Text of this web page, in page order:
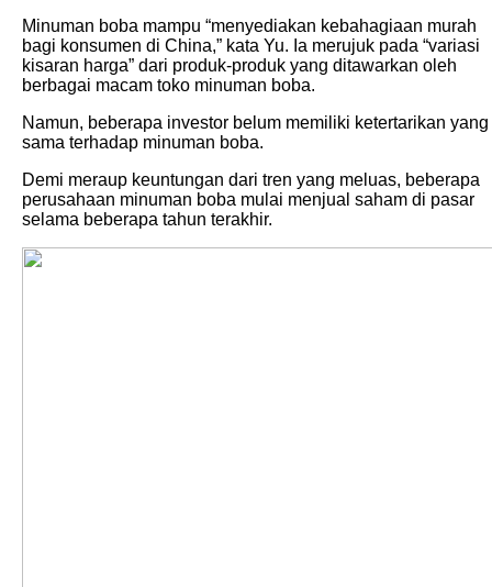
Minuman boba mampu “menyediakan kebahagiaan murah
bagi konsumen di China,” kata Yu. Ia merujuk pada “variasi
kisaran harga” dari produk-produk yang ditawarkan oleh
berbagai macam toko minuman boba.
Namun, beberapa investor belum memiliki ketertarikan yang
sama terhadap minuman boba.
Demi meraup keuntungan dari tren yang meluas, beberapa
perusahaan minuman boba mulai menjual saham di pasar
selama beberapa tahun terakhir.